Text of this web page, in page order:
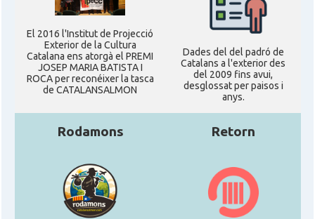
El 2016 l'Institut de Projecció
Exterior de la Cultura
Catalana ens atorgà el PREMI
JOSEP MARIA BATISTA I
ROCA per reconéixer la tasca
de CATALANSALMON
Dades del del padró de
Catalans a l'exterior des
del 2009 fins avui,
desglossat per paisos i
anys.
Rodamons Retorn